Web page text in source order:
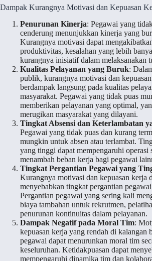
Dampak Kurangnya Motivasi dan Kepuasan
Penurunan Kinerja: Pegawai yang
cenderung menunjukkan kinerja yang
Kurangnya motivasi dapat
produktivitas, kesalahan yang lebih
kurangnya inisiatif dalam melaksanakan
Kualitas Pelayanan yang Buruk:
publik, kurangnya motivasi dan
berdampak langsung pada kualitas
masyarakat. Pegawai yang tidak puas
memberikan pelayanan yang optimal,
merugikan masyarakat yang dilayani.
Tingkat Absensi dan Keterlambatan
Pegawai yang tidak puas dan kurang
mungkin untuk absen atau terlambat.
yang tinggi dapat mempengaruhi operasi
menambah beban kerja bagi pegawai
Tingkat Pergantian Pegawai yang
Kurangnya motivasi dan kepuasan kerja
menyebabkan tingkat pergantian
Pergantian pegawai yang sering kali
biaya tambahan untuk rekrutmen,
penurunan kontinuitas dalam pelayanan.
Dampak Negatif pada Moral Tim:
kepuasan kerja yang rendah di kalangan
pegawai dapat menurunkan moral tim
keseluruhan. Ketidakpuasan dapat
mempengaruhi dinamika tim dan